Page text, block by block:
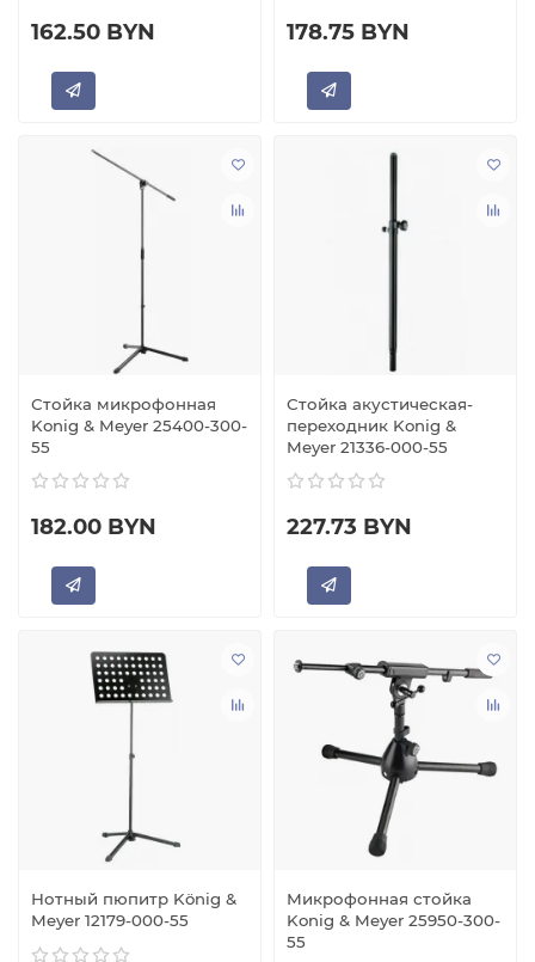
162.50 BYN 178.75 BYN
Стойка микрофонная
Konig & Meyer 25400-300-
55
182.00 BYN
Стойка акустическая-
переходник Konig &
Meyer 21336-000-55
227.73 BYN
Нотный пюпитр König &
Meyer 12179-000-55
Микрофонная стойка
Konig & Meyer 25950-300-
55